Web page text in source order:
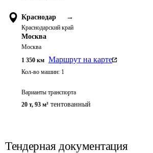
Краснодар →
Краснодарский край
Москва
Москва
1 350 км Маршрут на карте
Кол-во машин: 1
Варианты транспорта
20 т, 93 м³ тентованный
Тендерная документация